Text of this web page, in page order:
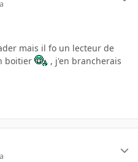
mais il fo un lecteur de
boitier
, j'en brancherais